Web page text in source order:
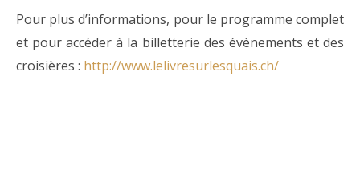
Pour plus d’informations, pour le programme complet
et pour accéder à la billetterie des évènements et des
croisières : http://www.lelivresurlesquais.ch/